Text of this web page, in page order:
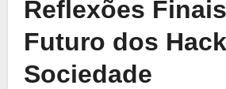
Reflexões
Futuro dos
Sociedade